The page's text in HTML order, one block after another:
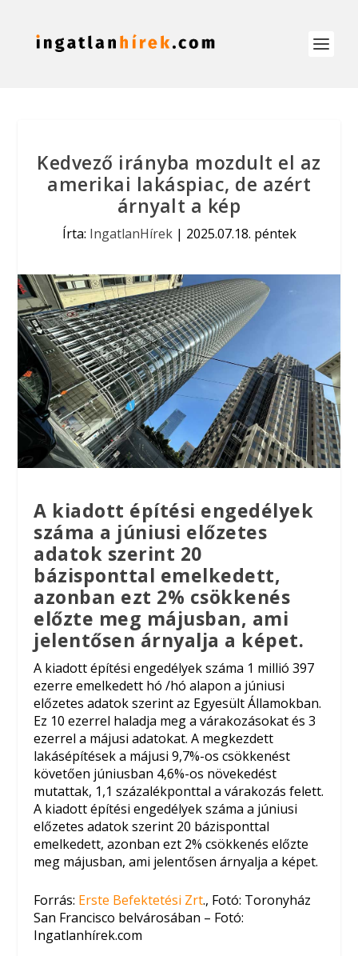
Kedvező irányba mozdult el az
amerikai lakáspiac, de azért
árnyalt a kép
Írta: IngatlanHírek| 2025.07.18. péntek
A kiadott építési engedélyek
száma a júniusi előzetes
adatok szerint 20
bázisponttal emelkedett,
azonban ezt 2% csökkenés
előzte meg májusban, ami
jelentősen árnyalja a képet.
A kiadott építési engedélyek száma 1 millió 397
ezerre emelkedett hó /hó alapon a júniusi
előzetes adatok szerint az Egyesült Államokban.
Ez 10 ezerrel haladja meg a várakozásokat és 3
ezerrel a májusi adatokat. A megkezdett
lakásépítések a májusi 9,7%-os csökkenést
követően júniusban 4,6%-os növekedést
mutattak, 1,1 százalékponttal a várakozás felett.
A kiadott építési engedélyek száma a júniusi
előzetes adatok szerint 20 bázisponttal
emelkedett, azonban ezt 2% csökkenés előzte
meg májusban, ami jelentősen árnyalja a képet.
Forrás: Erste Befektetési Zrt., Fotó: Toronyház
San Francisco belvárosában – Fotó:
Ingatlanhírek.com